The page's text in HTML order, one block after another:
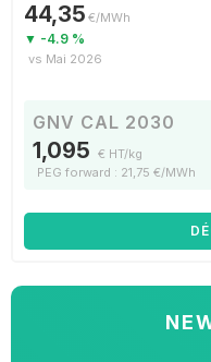
44,35 €/MWh
▼ -4.9 %
vs Mai 2026
GNV CAL 2030
1,095 € HT/kg
PEG forward : 21,75 €/MWh